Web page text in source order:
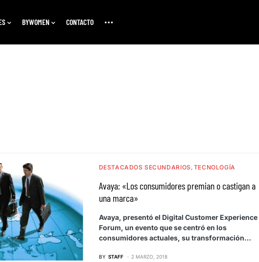
BYWOMEN CONTACTO
DESTACADOS SECUNDARIOS TECNOLOGÍA
Avaya: «Los consumidores premian o castigan a
una marca»
Avaya, presentó el Digital Customer Experience
Forum, un evento que se centró en los
consumidores actuales, su transformación…
BY STAFF 2 MARZO, 2018